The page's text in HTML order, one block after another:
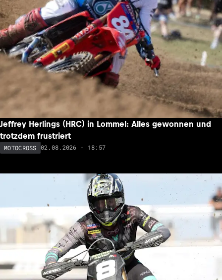
Jeffrey Herlings (HRC) in Lommel: Alles gewonnen und
trotzdem frustriert
MOTOCROSS 02.08.2026 - 18:57